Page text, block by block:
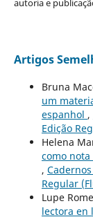
autoria e
Artigos
Bruna
um
espanhol ,
Edição
Helena
como
,
Regular
Lupe
lectora en